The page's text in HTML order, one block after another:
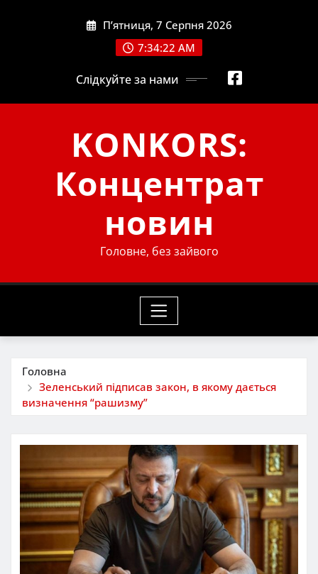
П’ятниця, 7 Серпня 2026
7:34:22 AM
Слідкуйте за нами
KONKORS:
Концентрат
новин
Головне, без зайвого
Головна
Зеленський підписав закон, в якому дається
визначення “рашизму”